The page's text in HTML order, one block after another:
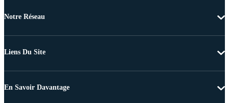
Notre Réseau
Liens Du Site
En Savoir Davantage